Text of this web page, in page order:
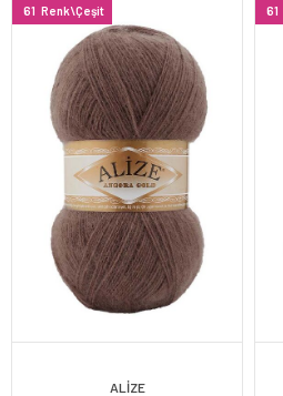
61 Renk\Çeşit
ALİZE
61